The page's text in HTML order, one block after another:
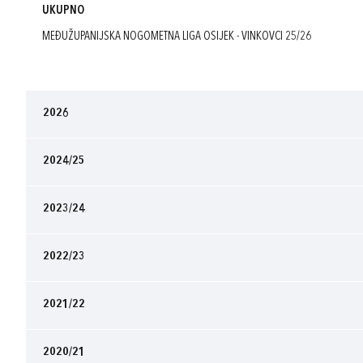
UKUPNO
MEĐUŽUPANIJSKA NOGOMETNA LIGA OSIJEK - VINKOVCI 25/26
2026
2024/25
2023/24
2022/23
2021/22
2020/21